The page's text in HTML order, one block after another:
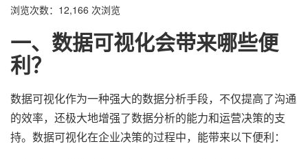
浏览次数：12,166 次浏览
一、数据可视化会带来哪些便
利？
数据可视化作为一种强大的数据分析手段，不仅提高了沟通
的效率，还极大地增强了数据分析的能力和运营决策的支
持。数据可视化在企业决策的过程中，能带来以下便利：